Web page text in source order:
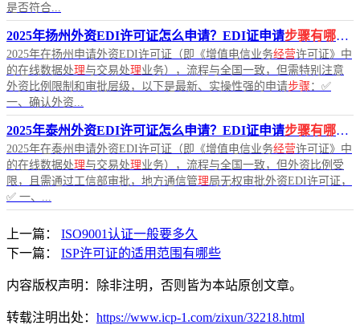
是否符合...
2025年扬州外资EDI许可证怎么申请？EDI证申请步骤有哪些
2025年在扬州申请外资EDI许可证（即《增值电信业务经营许可证》中
的在线数据处理与交易处理业务），流程与全国一致，但需特别注意
外资比例限制和审批层级，以下是最新、实操性强的申请步骤 ：✅
一、确认外资...
2025年泰州外资EDI许可证怎么申请？EDI证申请步骤有哪些
2025年在泰州申请外资EDI许可证（即《增值电信业务经营许可证》中
的在线数据处理与交易处理业务），流程与全国一致，但外资比例受
限，且需通过工信部审批，地方通信管理局无权审批外资EDI许可证，
✅ 一、...
上一篇：
ISO9001认证一般要多久
下一篇：
ISP许可证的适用范围有哪些
内容版权声明：除非注明，否则皆为本站原创文章。
转载注明出处： https://www.icp-1.com/zixun/32218.html